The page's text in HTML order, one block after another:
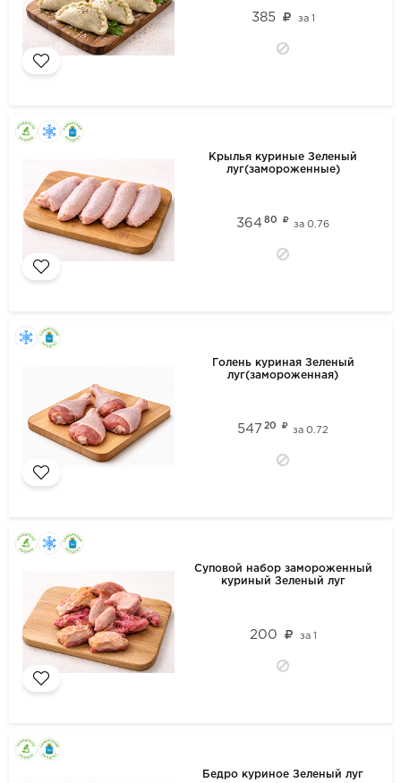
385 за 1
Крылья куриные Зеленый
луг(замороженные)
364 80 за0.76
Голень куриная Зеленый
луг(замороженная)
547 20 за0.72
Суповой набор замороженный
куриный Зеленый луг
200 за 1
Бедро куриное Зеленый луг